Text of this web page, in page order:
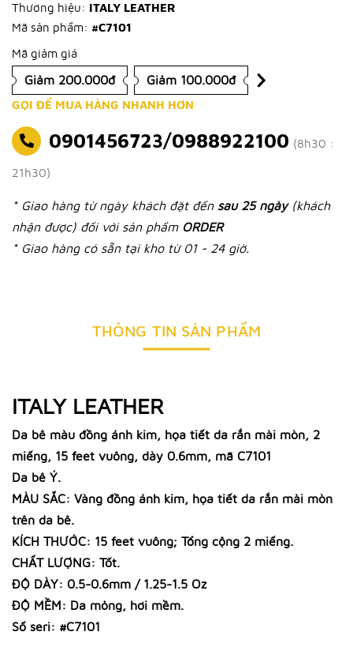
Thương hiệu: ITALY LEATHER
Mã sản phẩm: #C7101
Mã giảm giá
Giảm 200.000đ Giảm 100.000đ
GỌI ĐỂ MUA HÀNG NHANH HƠN
0901456723/0988922100 (8h30 :
21h30)
* Giao hàng từ ngày khách đặt đến sau 25 ngày (khách
nhận được) đối với sản phẩm ORDER
* Giao hàng có sẵn tại kho từ 01 - 24 giờ.
THÔNG TIN SẢN PHẨM
ITALY LEATHER
Da bê màu đồng ánh kim, họa tiết da rắn mài mòn, 2
miếng, 15 feet vuông, dày 0.6mm, mã C7101
Da bê Ý.
MÀU SẮC: Vàng đồng ánh kim, họa tiết da rắn mài mòn
trên da bê.
KÍCH THƯỚC: 15 feet vuông; Tổng cộng 2 miếng.
CHẤT LƯỢNG: Tốt.
ĐỘ DÀY: 0.5-0.6mm / 1.25-1.5 Oz
ĐỘ MỀM: Da mỏng, hơi mềm.
Số seri: #C7101